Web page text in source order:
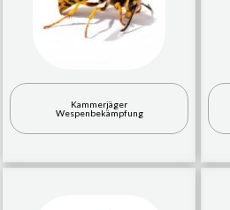
Kammerjäger
Wespenbekämpfung